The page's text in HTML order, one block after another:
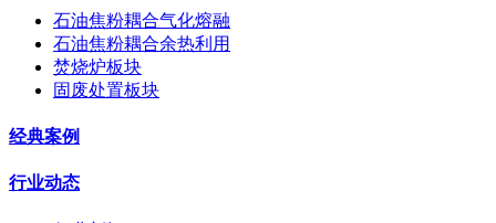
石油焦粉耦合气化熔融
石油焦粉耦合余热利用
焚烧炉板块
固废处置板块
经典案例
行业动态